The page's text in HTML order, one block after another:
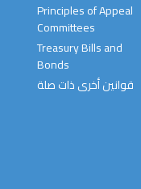
Principles of Appeal
Committees
Treasury Bills and
Bonds
قوانين أخرى ذات صلة